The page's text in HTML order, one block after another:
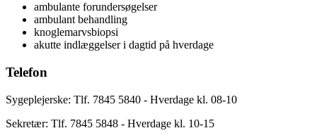
ambulante forundersøgelser
ambulant behandling
knoglemarvsbiopsi
akutte indlæggelser i dagtid på hverdage
Telefon
Sygeplejerske: Tlf. 7845 5840 - Hverdage kl. 08-10
Sekretær: Tlf. 7845 5848 - Hverdage kl. 10-15